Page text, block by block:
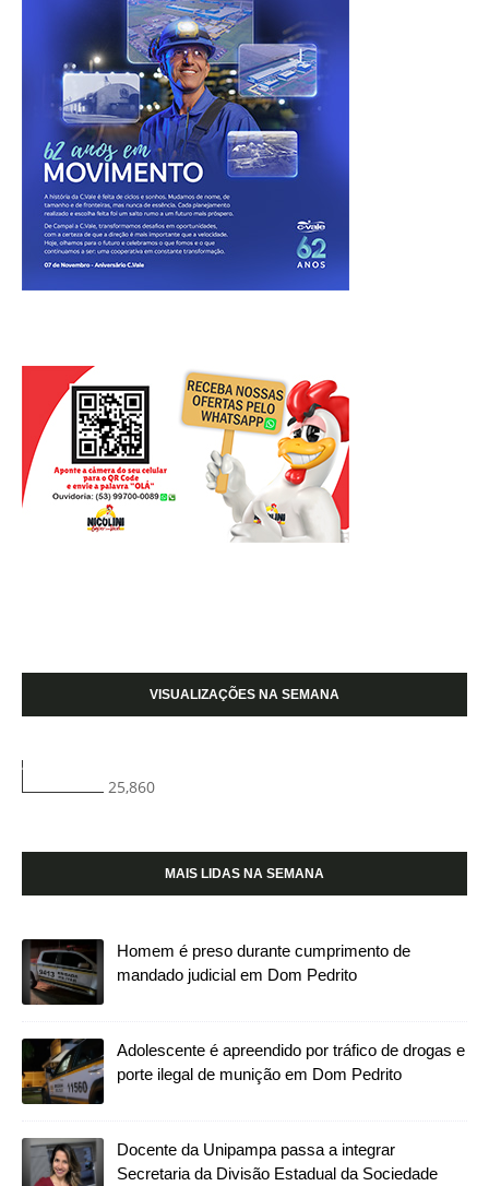
VISUALIZAÇÕES NA SEMANA
25,860
MAIS LIDAS NA SEMANA
Homem é preso durante cumprimento de
mandado judicial em Dom Pedrito
Adolescente é apreendido por tráfico de drogas e
porte ilegal de munição em Dom Pedrito
Docente da Unipampa passa a integrar
Secretaria da Divisão Estadual da Sociedade